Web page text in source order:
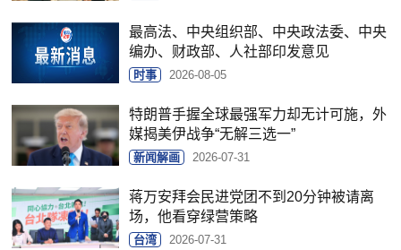
最高法、中央组织部、中央政法委、中央
编办、财政部、人社部印发意见
时事 2026-08-05
特朗普手握全球最强军力却无计可施，外
媒揭美伊战争“无解三选一”
新闻解画 2026-07-31
蒋万安拜会民进党团不到20分钟被请离
场，他看穿绿营策略
台湾 2026-07-31